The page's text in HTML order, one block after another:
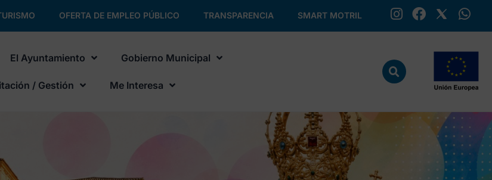
OFERTA DE EMPLEO PÚBLICO TRANSPARENCIA SMART MOTRIL
El Ayuntamiento Gobierno Municipal
/ Gestión Me Interesa